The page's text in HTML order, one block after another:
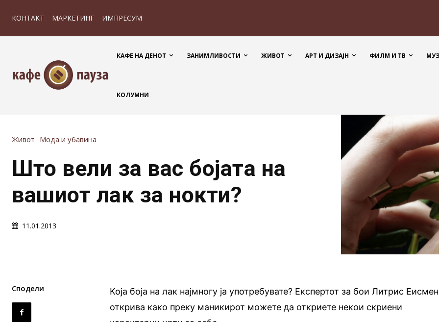
КОНТАКТ МАРКЕТИНГ ИМПРЕСУМ
КАФЕ НА ДЕНОТ ЗАНИМЛИВОСТИ ЖИВОТ АРТ И ДИЗАЈН ФИЛМ И ТВ
КОЛУМНИ
Живот Мода и убавина
Што вели за вас бојата на
вашиот лак за нокти?
11.01.2013
Сподели
Која боја на лак најмногу ја употребувате? Експертот за бои Литрис Еисмен
открива како преку маникирот можете да откриете некои скриени